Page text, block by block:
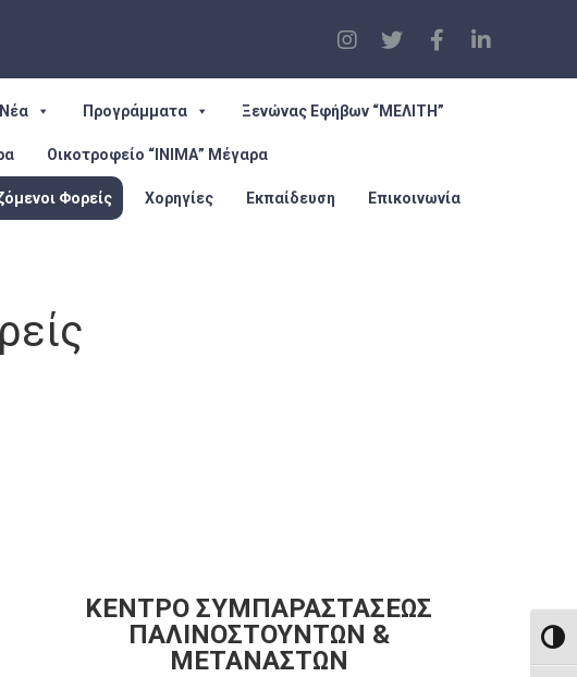
Προγράμματα Ξενώνας Εφήβων “ΜΕΛΙΤΗ”
Οικοτροφείο “ΙΝΙΜΑ” Μέγαρα
Φορείς Χορηγίες Εκπαίδευση Επικοινωνία
ΚΕΝΤΡΟ ΣΥΜΠΑΡΑΣΤΑΣΕΩΣ
ΠΑΛΙΝΟΣΤΟΥΝΤΩΝ &
ΜΕΤΑΝΑΣΤΩΝ